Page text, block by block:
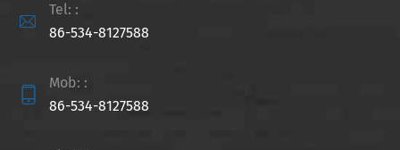

Tel: :
86-534-8127588

Mob: :
86-534-8127588